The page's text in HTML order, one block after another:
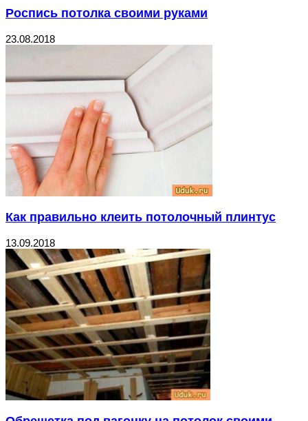
Роспись потолка своими руками
23.08.2018
Как правильно клеить потолочный плинтус
13.09.2018